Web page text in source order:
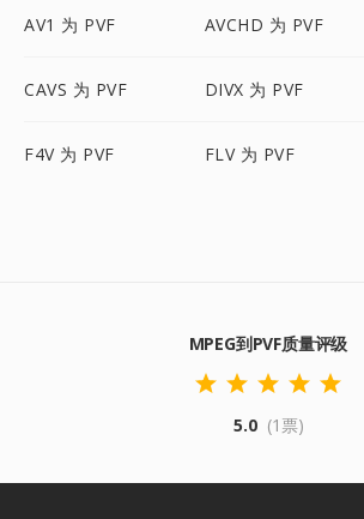
AV1 为 PVF AVCHD 为 PVF
CAVS 为 PVF DIVX 为 PVF
F4V 为 PVF FLV 为 PVF
MPEG到PVF质量评级
5.0 (1票)